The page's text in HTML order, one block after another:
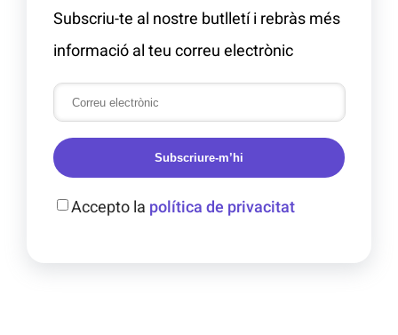
Subscriu-te al nostre butlletí i rebràs més
informació al teu correu electrònic
Subscriure-m’hi
Accepto la política de privacitat